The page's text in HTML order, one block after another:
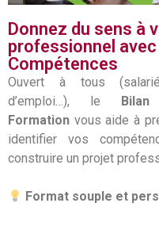
Donnez du sens à
professionnel avec
Compétences
Ouvert à tous
d’emploi…), le
Formation vous aide à
identifier vos
construire un projet
Format souple et